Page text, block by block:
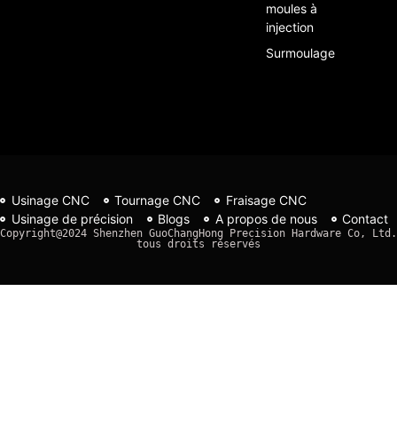
moules à
injection
Surmoulage
Usinage CNC Tournage CNC
Fraisage CNC
Usinage de précision
Blogs A propos de nous Contact
Copyright@2024 Shenzhen GuoChangHong Precision Hardware Co, Ltd.
tous droits réservés